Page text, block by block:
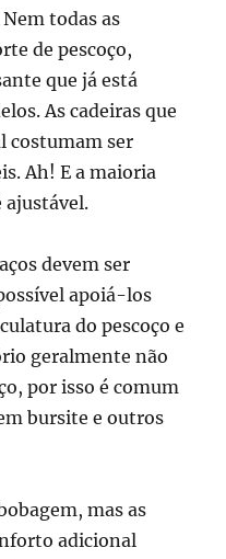
todas as
de pescoço,
que já está
As cadeiras que
costumam ser
Ah! E a maioria
ajustável.
devem ser
apoiá-los
do pescoço e
geralmente não
por isso é comum
bursite e outros
mas as
adicional